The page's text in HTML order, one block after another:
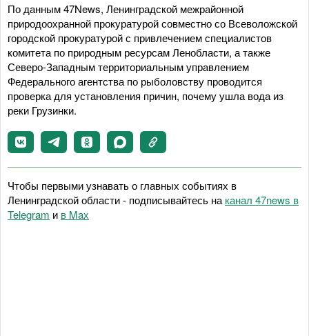
По данным 47News, Ленинградской межрайонной
природоохранной прокуратурой совместно со Всеволожской
городской прокуратурой с привлечением специалистов
комитета по природным ресурсам Ленобласти, а также
Северо-Западным территориальным управлением
Федерального агентства по рыболовству проводится
проверка для установления причин, почему ушла вода из
реки Грузинки.
Чтобы первыми узнавать о главных событиях в
Ленинградской области - подписывайтесь на канал 47news в
Telegram и в Maх